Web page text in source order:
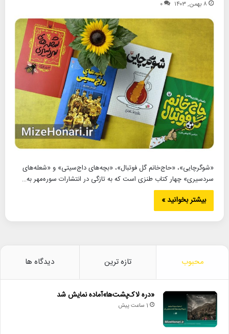
۸ بهمن, ۱۴۰۳ ۰
«شوگرچایی»، «حاج‌خانم گل فوتبال»، «بچه‌های داج‌سیتی» و «شعله‌های
سردسیری» چهار کتاب طنزی است که به تازگی در انتشارات سوره‌مهر به…
بیشتر بخوانید »
محبوب تازه ترین دیدگاه ها
«دره لاک‌پشت‌ها»آماده نمایش شد
1 ساعت پیش